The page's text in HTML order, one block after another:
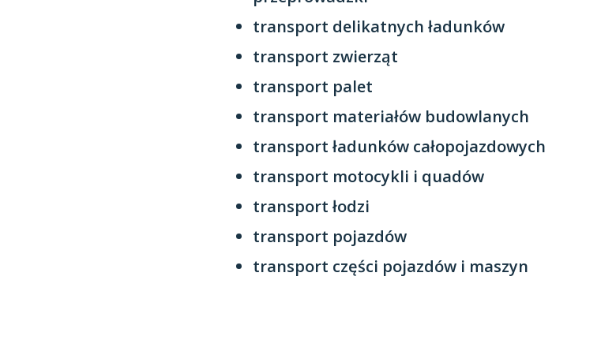
transport delikatnych ładunków
transport zwierząt
transport palet
transport materiałów budowlanych
transport ładunków całopojazdowych
transport motocykli i quadów
transport łodzi
transport pojazdów
transport części pojazdów i maszyn